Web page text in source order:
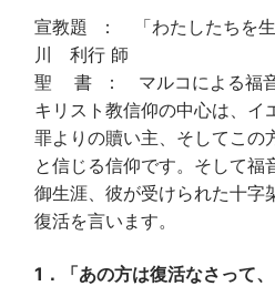
宣教題 ： 「わたしたち
川 利行 師
聖 書 ： マルコによる福
キリスト教信仰の中心は、イ
罪よりの贖い主、そしてこの
と信じる信仰です。そして
御生涯、彼が受けられた十字
復活を言います。
1．「あの方は復活なさって